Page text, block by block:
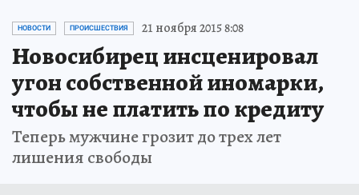
НОВОСТИ ПРОИСШЕСТВИЯ 21 ноября 2015 8:08
Новосибирец инсценировал
угон собственной иномарки,
чтобы не платить по кредиту
Теперь мужчине грозит до трех лет
лишения свободы